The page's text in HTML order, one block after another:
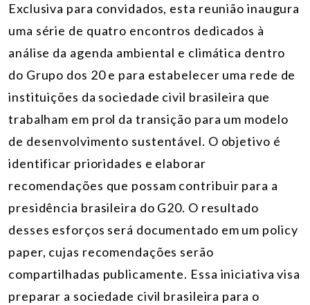
Exclusiva para convidados, esta reunião inaugura
uma série de quatro encontros dedicados à
análise da agenda ambiental e climática dentro
do Grupo dos 20 e para estabelecer uma rede de
instituições da sociedade civil brasileira que
trabalham em prol da transição para um modelo
de desenvolvimento sustentável. O objetivo é
identificar prioridades e elaborar
recomendações que possam contribuir para a
presidência brasileira do G20. O resultado
desses esforços será documentado em um policy
paper, cujas recomendações serão
compartilhadas publicamente. Essa iniciativa visa
preparar a sociedade civil brasileira para o